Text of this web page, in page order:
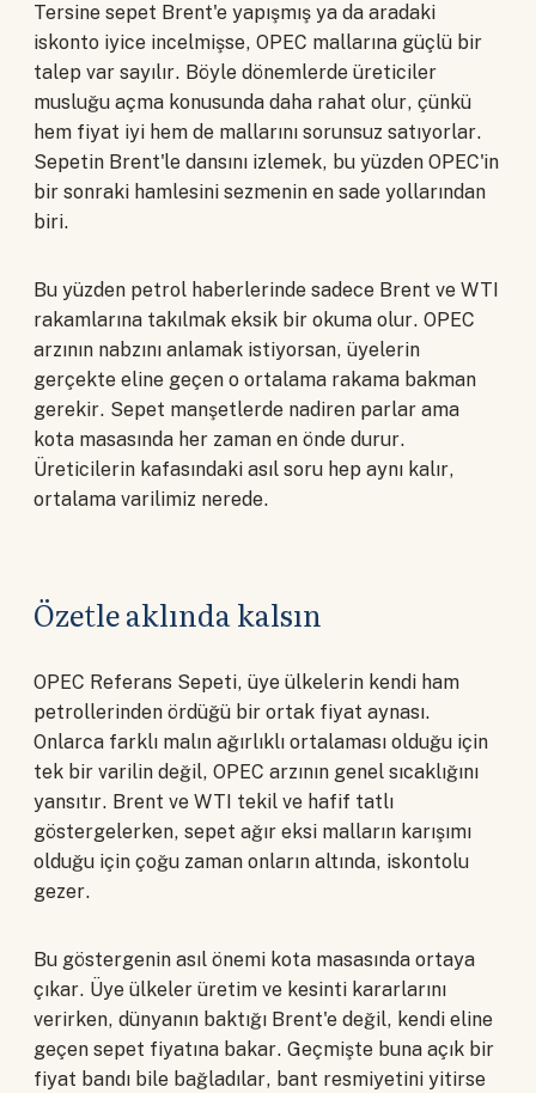
Tersine sepet Brent'e yapışmış ya da aradaki
iskonto iyice incelmişse, OPEC mallarına güçlü bir
talep var sayılır. Böyle dönemlerde üreticiler
musluğu açma konusunda daha rahat olur, çünkü
hem fiyat iyi hem de mallarını sorunsuz satıyorlar.
Sepetin Brent'le dansını izlemek, bu yüzden OPEC'in
bir sonraki hamlesini sezmenin en sade yollarından
biri.
Bu yüzden petrol haberlerinde sadece Brent ve WTI
rakamlarına takılmak eksik bir okuma olur. OPEC
arzının nabzını anlamak istiyorsan, üyelerin
gerçekte eline geçen o ortalama rakama bakman
gerekir. Sepet manşetlerde nadiren parlar ama
kota masasında her zaman en önde durur.
Üreticilerin kafasındaki asıl soru hep aynı kalır,
ortalama varilimiz nerede.
Özetle aklında kalsın
OPEC Referans Sepeti, üye ülkelerin kendi ham
petrollerinden ördüğü bir ortak fiyat aynası.
Onlarca farklı malın ağırlıklı ortalaması olduğu için
tek bir varilin değil, OPEC arzının genel sıcaklığını
yansıtır. Brent ve WTI tekil ve hafif tatlı
göstergelerken, sepet ağır eksi malların karışımı
olduğu için çoğu zaman onların altında, iskontolu
gezer.
Bu göstergenin asıl önemi kota masasında ortaya
çıkar. Üye ülkeler üretim ve kesinti kararlarını
verirken, dünyanın baktığı Brent'e değil, kendi eline
geçen sepet fiyatına bakar. Geçmişte buna açık bir
fiyat bandı bile bağladılar, bant resmiyetini yitirse